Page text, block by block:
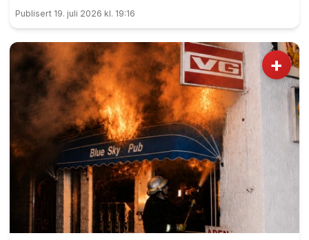
blide og hjelpsomme sommervikarer som mer
enn gjerne guider deg.
Publisert 19. juli 2026 kl. 19:16
+